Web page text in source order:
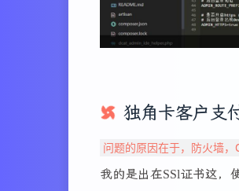
独角卡客户支
问题的原因在于，防火墙，
我的是出在SSl证书这，